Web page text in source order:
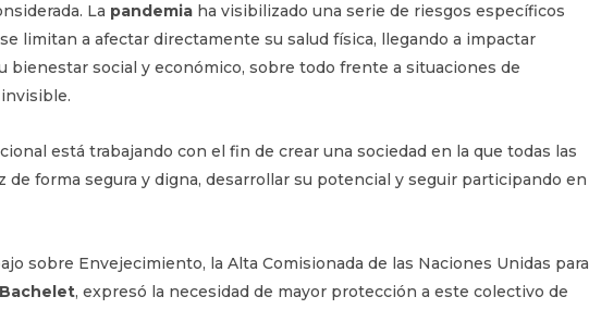
La pandemia ha visibilizado una serie de riesgos específicos
limitan a afectar directamente su salud física, llegando a impactar
bienestar social y económico, sobre todo frente a situaciones de
está trabajando con el fin de crear una sociedad en la que todas las
de forma segura y digna, desarrollar su potencial y seguir participando en
sobre Envejecimiento, la Alta Comisionada de las Naciones Unidas para
, expresó la necesidad de mayor protección a este colectivo de